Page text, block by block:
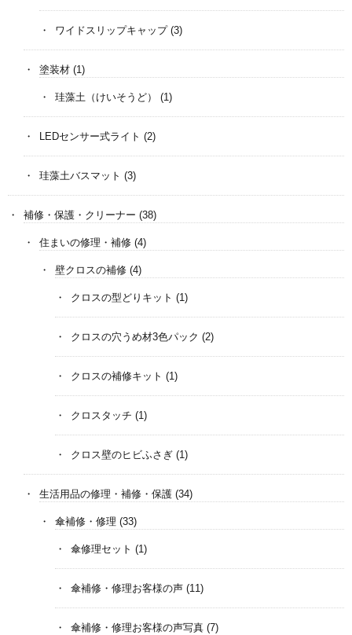
ワイドスリップキャップ(3)
塗装材 (1)
珪藻土（けいそうど） (1)
LEDセンサー式ライト (2)
珪藻土バスマット (3)
補修・保護・クリーナー (38)
住まいの修理・補修 (4)
壁クロスの補修 (4)
クロスの型どりキット (1)
クロスの穴うめ材3色パック (2)
クロスの補修キット (1)
クロスタッチ (1)
クロス壁のヒビふさぎ (1)
生活用品の修理・補修・保護 (34)
傘補修・修理 (33)
傘修理セット (1)
傘補修・修理お客様の声 (11)
傘補修・修理お客様の声写真 (7)